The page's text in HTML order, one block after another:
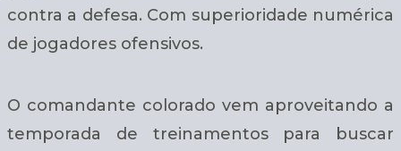
contra a defesa. Com superioridade numérica
de jogadores ofensivos.
O comandante colorado vem aproveitando a
temporada de treinamentos para buscar